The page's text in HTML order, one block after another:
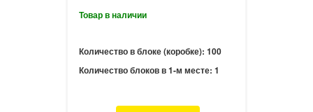
Количество в блоке (коробке): 100
Количество блоков в 1-м месте: 1